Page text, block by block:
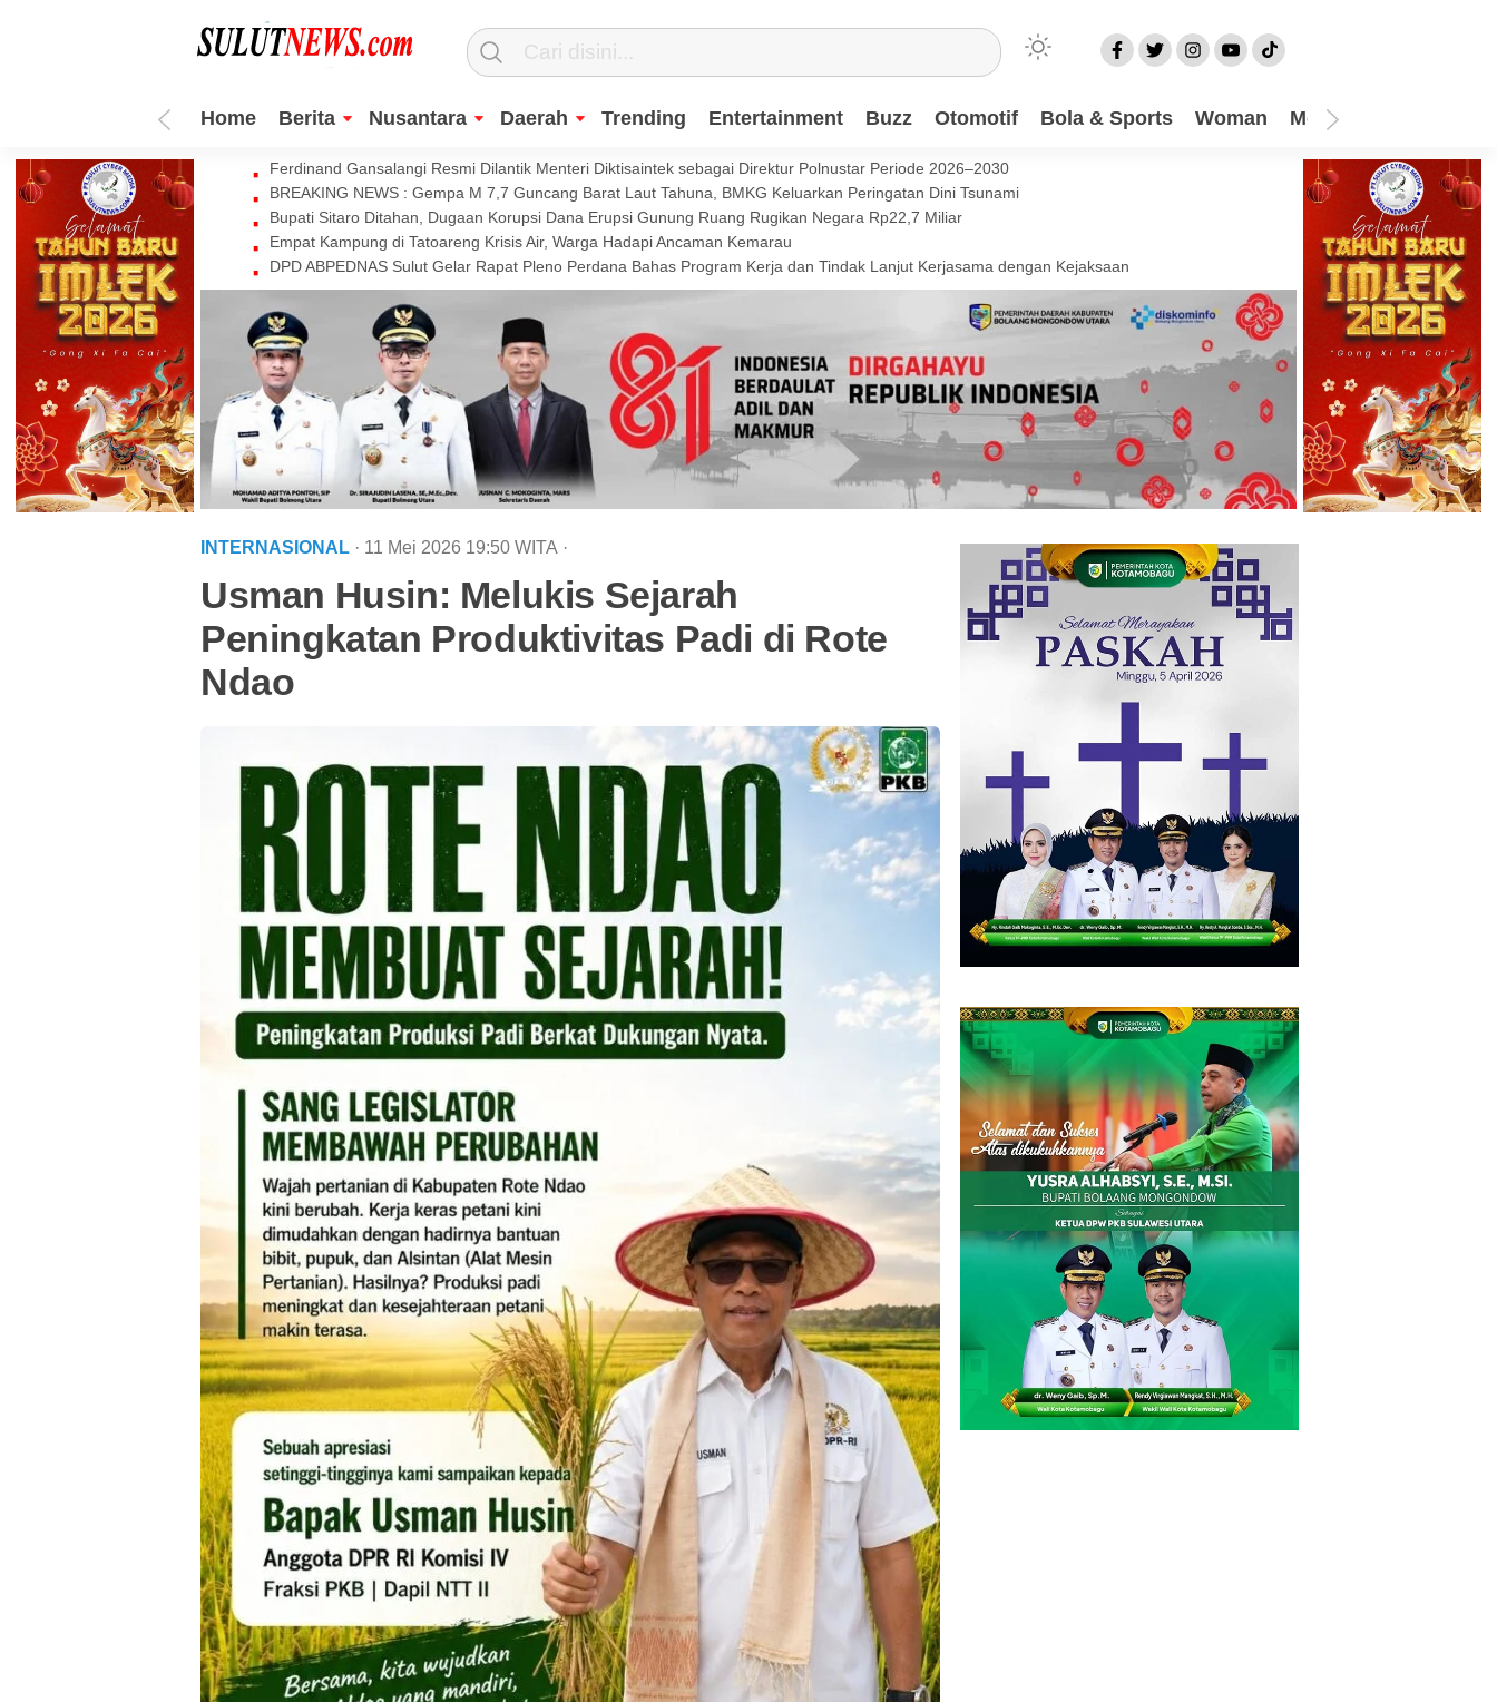
Home Berita Nusantara Daerah Trending Entertainment Buzz Otomotif Bola & Sports Woman Mom
Ferdinand Gansalangi Resmi Dilantik Menteri Diktisaintek sebagai Direktur Polnustar Periode 2026–2030
BREAKING NEWS : Gempa M 7,7 Guncang Barat Laut Tahuna, BMKG Keluarkan Peringatan Dini Tsunami
Bupati Sitaro Ditahan, Dugaan Korupsi Dana Erupsi Gunung Ruang Rugikan Negara Rp22,7 Miliar
Empat Kampung di Tatoareng Krisis Air, Warga Hadapi Ancaman Kemarau
DPD ABPEDNAS Sulut Gelar Rapat Pleno Perdana Bahas Program Kerja dan Tindak Lanjut Kerjasama dengan Kejaksaan
INTERNASIONAL · 11 Mei 2026 19:50 WITA ·
Usman Husin: Melukis Sejarah
Peningkatan Produktivitas Padi di Rote
Ndao